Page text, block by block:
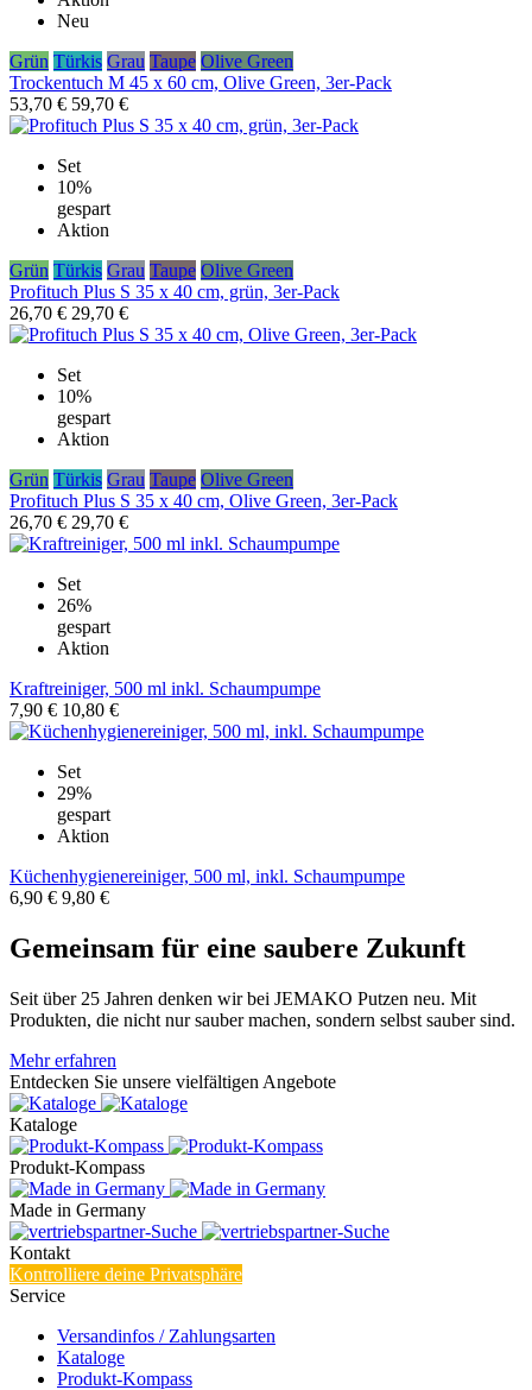
Neu
Grün Türkis Grau Taupe Olive Green
Trockentuch M 45 x 60 cm, Olive Green, 3er-Pack
53,70 € 59,70 €
Set
10%
gespart
Aktion
Grün Türkis Grau Taupe Olive Green
Profituch Plus S 35 x 40 cm, grün, 3er-Pack
26,70 € 29,70 €
Set
10%
gespart
Aktion
Grün Türkis Grau Taupe Olive Green
Profituch Plus S 35 x 40 cm, Olive Green, 3er-Pack
26,70 € 29,70 €
Set
26%
gespart
Aktion
Kraftreiniger, 500 ml inkl. Schaumpumpe
7,90 € 10,80 €
Set
29%
gespart
Aktion
Küchenhygienereiniger, 500 ml, inkl. Schaumpumpe
6,90 € 9,80 €
Gemeinsam für eine saubere Zukunft
Seit über 25 Jahren denken wir bei JEMAKO Putzen neu. Mit
Produkten, die nicht nur sauber machen, sondern selbst sauber sind.
Mehr erfahren
Entdecken Sie unsere vielfältigen Angebote
Kataloge
Produkt-Kompass
Made in Germany
Kontakt
Kontrolliere deine Privatsphäre
Service
Versandinfos / Zahlungsarten
Kataloge
Produkt-Kompass